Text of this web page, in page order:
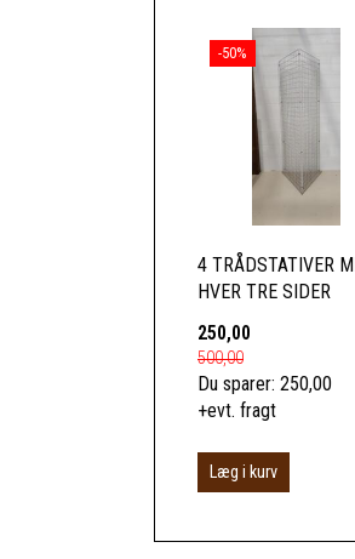
-50%
4 TRÅDSTATIVER
HVER TRE SIDER
250,00
500,00
Du sparer: 250,00
+evt. fragt
Læg i kurv